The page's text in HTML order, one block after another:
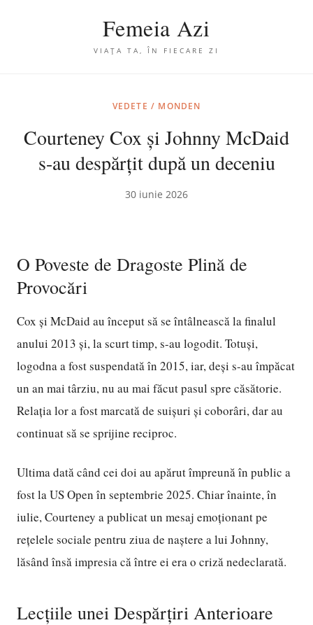
Femeia Azi
VIAȚA TA, ÎN FIECARE ZI
VEDETE / MONDEN
Courteney Cox și Johnny McDaid
s-au despărțit după un deceniu
30 iunie 2026
O Poveste de Dragoste Plină de
Provocări
Cox și McDaid au început să se întâlnească la finalul
anului 2013 și, la scurt timp, s-au logodit. Totuși,
logodna a fost suspendată în 2015, iar, deși s-au împăcat
un an mai târziu, nu au mai făcut pasul spre căsătorie.
Relația lor a fost marcată de suișuri și coborâri, dar au
continuat să se sprijine reciproc.
Ultima dată când cei doi au apărut împreună în public a
fost la US Open în septembrie 2025. Chiar înainte, în
iulie, Courteney a publicat un mesaj emoționant pe
rețelele sociale pentru ziua de naștere a lui Johnny,
lăsând însă impresia că între ei era o criză nedeclarată.
Lecțiile unei Despărțiri Anterioare